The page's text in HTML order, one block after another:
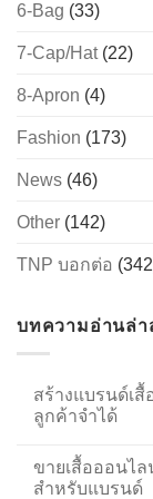
6-Bag (33)
7-Cap/Hat(22)
8-Apron (4)
Fashion (173)
News (46)
Other (142)
TNP บอกต่อ
บทความอ่านล่า
สร้างแบรนด์เสื้
ลูกค้าจำได้
ขายเสื้อออนไ
สำหรับแบรนด์